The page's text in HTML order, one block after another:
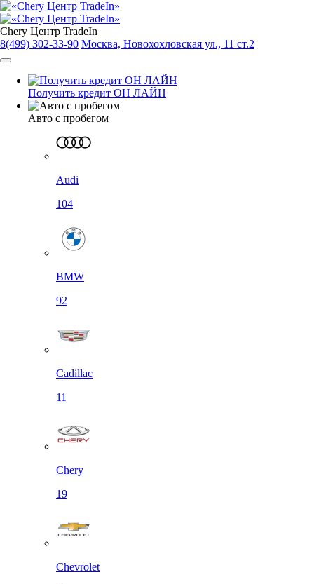
Chery Центр TradeIn
8(499) 302-33-90 Москва, Новохохловская ул., 11 ст.2
Получить кредит ОН ЛАЙН
Авто с пробегом
Audi
104
BMW
92
Cadillac
11
Chery
19
Chevrolet